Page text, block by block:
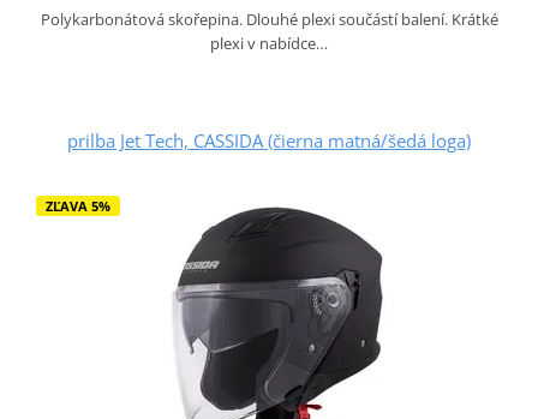
Polykarbonátová skořepina. Dlouhé plexi součástí balení. Krátké
plexi v nabídce…
prilba Jet Tech, CASSIDA (čierna matná/šedá loga)
ZĽAVA 5%